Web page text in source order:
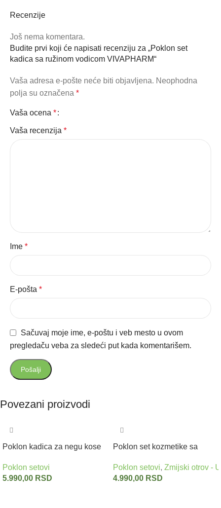
Recenzije
Još nema komentara.
Budite prvi koji će napisati recenziju za „Poklon set
kadica sa ružinom vodicom VIVAPHARM“
Vaša adresa e-pošte neće biti objavljena. Neophodna
polja su označena *
Vaša ocena *
Vaša recenzija *
Ime *
E-pošta *
Sačuvaj moje ime, e-poštu i veb mesto u ovom
pregledaču veba za sledeći put kada komentarišem.
Povezani proizvodi
Poklon kadica za negu kose
VIVAPHARM
Poklon setovi
5.990,00 RSD
Poklon set kozmetike sa
zmijskog otrova SERPENS
DERM
Poklon setovi, Zmijski otrov -
4.990,00 RSD